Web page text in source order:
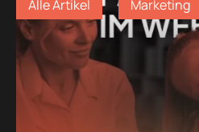
Alle Artikel Marketing